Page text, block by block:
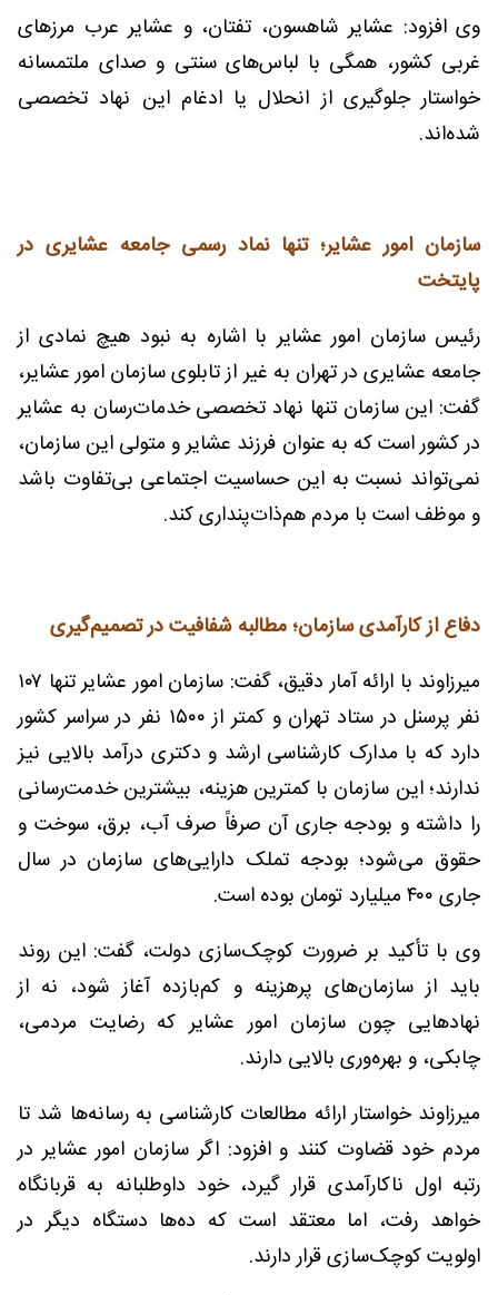
وی افزود: عشایر شاهسون، تفتان، و عشایر عرب مرزهای
غربی کشور، همگی با لباس‌های سنتی و صدای ملتمسانه
خواستار جلوگیری از انحلال یا ادغام این نهاد تخصصی
شده‌اند.
سازمان امور عشایر؛ تنها نماد رسمی جامعه عشایری در
پایتخت
رئیس سازمان امور عشایر با اشاره به نبود هیچ نمادی از
جامعه عشایری در تهران به غیر از تابلوی سازمان امور عشایر،
گفت: این سازمان تنها نهاد تخصصی خدمات‌رسان به عشایر
در کشور است که به عنوان فرزند عشایر و متولی این سازمان،
نمی‌تواند نسبت به این حساسیت اجتماعی بی‌تفاوت باشد
و موظف است با مردم هم‌ذات‌پنداری کند.
دفاع از کارآمدی سازمان؛ مطالبه شفافیت در تصمیم‌گیری
میرزاوند با ارائه آمار دقیق، گفت: سازمان امور عشایر تنها ۱۰۷
نفر پرسنل در ستاد تهران و کمتر از ۱۵۰۰ نفر در سراسر کشور
دارد که با مدارک کارشناسی ارشد و دکتری درآمد بالایی نیز
ندارند؛ این سازمان با کمترین هزینه، بیشترین خدمت‌رسانی
را داشته و بودجه جاری آن صرفاً صرف آب، برق، سوخت و
حقوق می‌شود؛ بودجه تملک دارایی‌های سازمان در سال
جاری ۴۰۰ میلیارد تومان بوده است.
وی با تأکید بر ضرورت کوچک‌سازی دولت، گفت: این روند
باید از سازمان‌های پرهزینه و کم‌بازده آغاز شود، نه از
نهادهایی چون سازمان امور عشایر که رضایت مردمی،
چابکی، و بهره‌وری بالایی دارند.
میرزاوند خواستار ارائه مطالعات کارشناسی به رسانه‌ها شد تا
مردم خود قضاوت کنند و افزود: اگر سازمان امور عشایر در
رتبه اول ناکارآمدی قرار گیرد، خود داوطلبانه به قربانگاه
خواهد رفت، اما معتقد است که ده‌ها دستگاه دیگر در
اولویت کوچک‌سازی قرار دارند.